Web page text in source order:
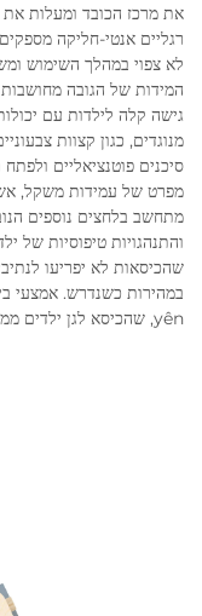
את מרכז הכובד ומעלות את
רגליים אנטי-חליקה
לא צפוי במהלך השימוש
המידות של הגובה
גישה קלה לילדות עם
מנוגדים, כגון קצוות
סיכנים פוטנציאליים
מפרט של עמידות משקל,
מתחשב בלחצים נוספים
והתנהגויות טיפוסיות של
במהירות כשנדרש. אמצעי
yên, שהכיסא לגן ילדים ממקדים ברווחת הילד תוך תמיכה במטרות חינוכיות.